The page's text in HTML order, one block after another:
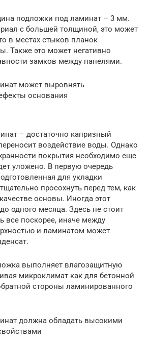
подложки под ламинат – 3 мм.
с большей толщиной, это может
в местах стыков планок
Также это может негативно
замков между панелями.
может выровнять
основания
– достаточно капризный
воздействие воды. Однако
покрытия необходимо еще
уложено. В первую очередь
для укладки
просохнуть перед тем, как
основы. Иногда этот
одного месяца. Здесь не стоит
все поскорее, иначе между
и ламинатом может
выполняет влагозащитную
микроклимат как для бетонной
стороны ламинированного
должна обладать высокими